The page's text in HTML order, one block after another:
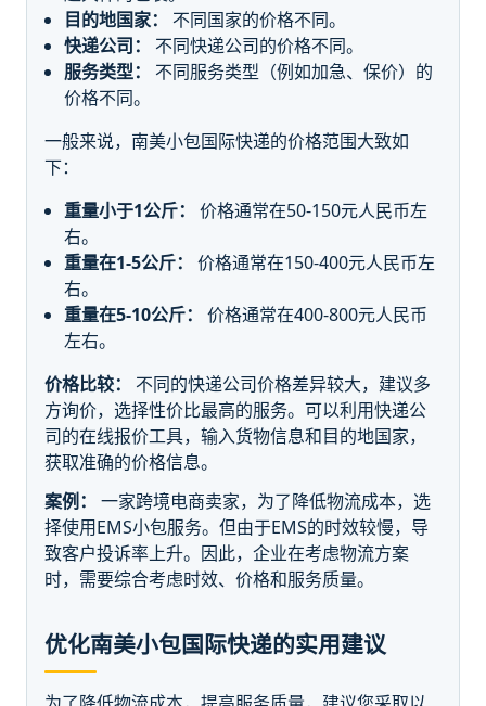
目的地国家：
不同国家的价格不同。
快递公司：
不同快递公司的价格不同。
服务类型：
不同服务类型（例如加急、保价）的
价格不同。
一般来说，南美小包国际快递的价格范围大致如
下：
重量小于1公斤：
价格通常在50-150元人民币左
右。
重量在1-5公斤：
价格通常在150-400元人民币左
右。
重量在5-10公斤：
价格通常在400-800元人民币
左右。
价格比较：
不同的快递公司价格差异较大，建议多
方询价，选择性价比最高的服务。可以利用快递公
司的在线报价工具，输入货物信息和目的地国家，
获取准确的价格信息。
案例：
一家跨境电商卖家，为了降低物流成本，选
择使用EMS小包服务。但由于EMS的时效较慢，导
致客户投诉率上升。因此，企业在考虑物流方案
时，需要综合考虑时效、价格和服务质量。
优化南美小包国际快递的实用建议